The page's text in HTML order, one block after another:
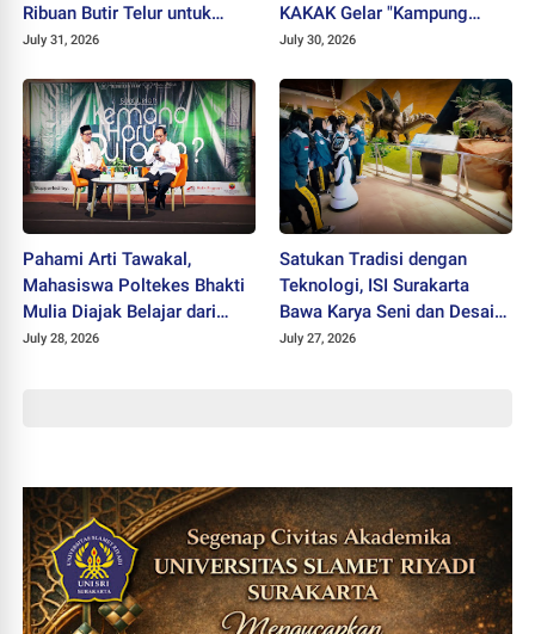
Ribuan Butir Telur untuk
Balita Sleman
July 31, 2026
KAKAK Gelar "Kampung
Keren Tanpa Rokok Award
July 30, 2026
Pahami Arti Tawakal,
Mahasiswa Poltekes Bhakti
Mulia Diajak Belajar dari
Cicak
July 28, 2026
Satukan Tradisi dengan
Teknologi, ISI Surakarta
Bawa Karya Seni dan Desain
ke Tahir Solo Museum
July 27, 2026